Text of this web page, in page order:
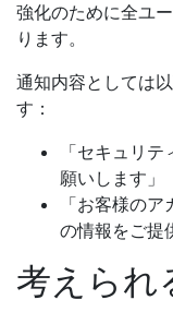
強化のために全ユ
ります。
通知内容としては
す：
「セキュリ
願いします」
「お客様の
の情報をご提
考えられ